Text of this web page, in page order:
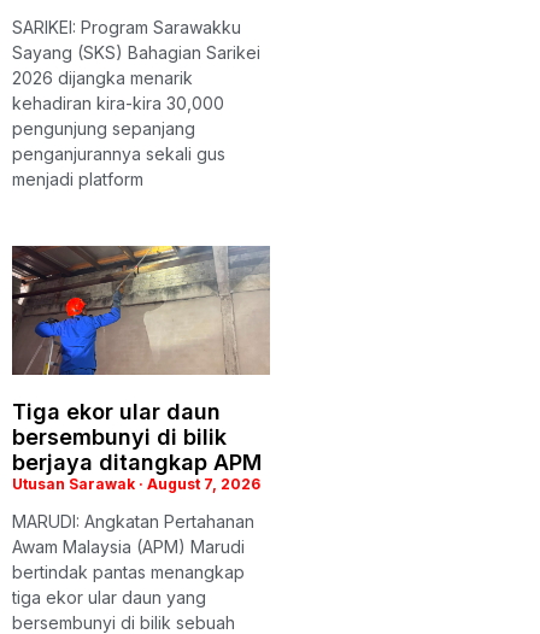
SARIKEI: Program Sarawakku
Sayang (SKS) Bahagian Sarikei
2026 dijangka menarik
kehadiran kira-kira 30,000
pengunjung sepanjang
penganjurannya sekali gus
menjadi platform
Tiga ekor ular daun
bersembunyi di bilik
berjaya ditangkap APM
Utusan Sarawak August 7, 2026
MARUDI: Angkatan Pertahanan
Awam Malaysia (APM) Marudi
bertindak pantas menangkap
tiga ekor ular daun yang
bersembunyi di bilik sebuah